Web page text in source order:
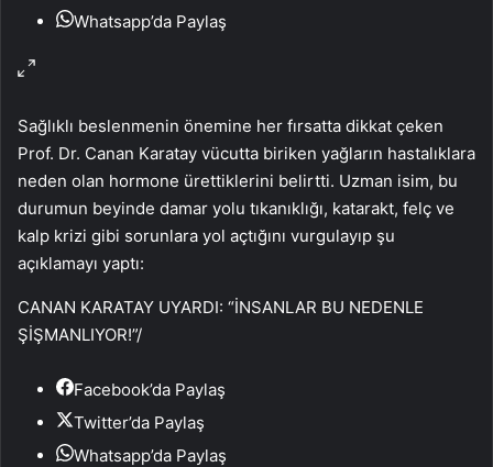
Whatsapp’da Paylaş
Sağlıklı beslenmenin önemine her fırsatta dikkat çeken
Prof. Dr. Canan Karatay vücutta biriken yağların hastalıklara
neden olan hormone ürettiklerini belirtti. Uzman isim, bu
durumun beyinde damar yolu tıkanıklığı, katarakt, felç ve
kalp krizi gibi sorunlara yol açtığını vurgulayıp şu
açıklamayı yaptı:
CANAN KARATAY UYARDI: “İNSANLAR BU NEDENLE
ŞİŞMANLIYOR!”/
Facebook’da Paylaş
Twitter’da Paylaş
Whatsapp’da Paylaş